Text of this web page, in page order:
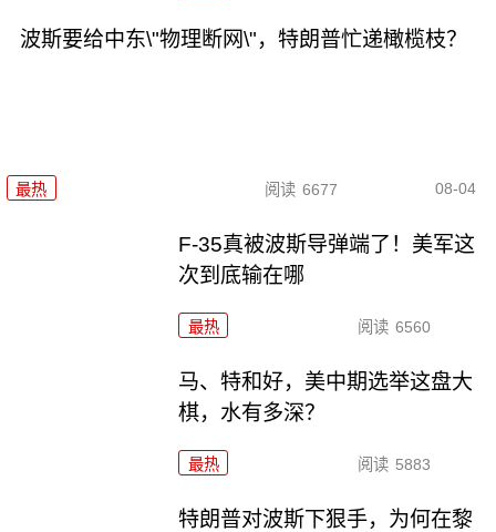
波斯要给中东\"物理断网\"，特朗普忙递橄榄枝？
最热 阅读 6677 08-04
F-35真被波斯导弹端了！美军这
次到底输在哪
最热 阅读 6560
马、特和好，美中期选举这盘大
棋，水有多深？
最热 阅读 5883
特朗普对波斯下狠手，为何在黎